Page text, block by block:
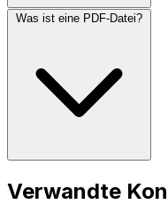
Was ist eine PDF-Datei?
Verwandte